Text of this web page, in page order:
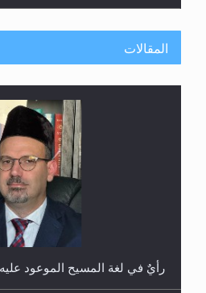
اليوم الوطني الرياضي لمجلس
المقالات
رأيٌ في لغة المسيح الموعود عليه